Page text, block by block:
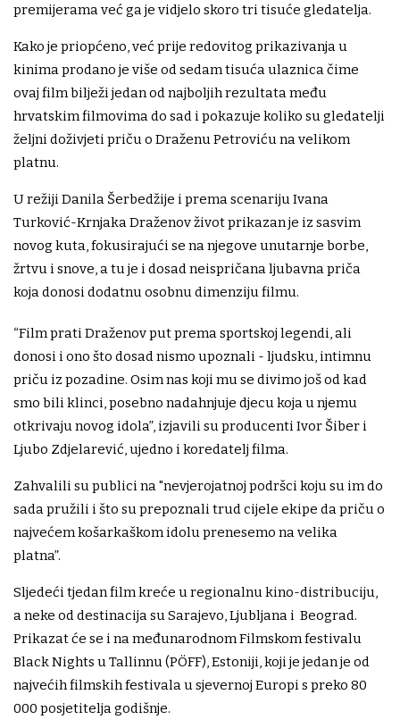
premijerama već ga je vidjelo skoro tri tisuće gledatelja.
Kako je priopćeno, već prije redovitog prikazivanja u
kinima prodano je više od sedam tisuća ulaznica čime
ovaj film bilježi jedan od najboljih rezultata među
hrvatskim filmovima do sad i pokazuje koliko su gledatelji
željni doživjeti priču o Draženu Petroviću na velikom
platnu.
U režiji Danila Šerbedžije i prema scenariju Ivana
Turković-Krnjaka Draženov život prikazan je iz sasvim
novog kuta, fokusirajući se na njegove unutarnje borbe,
žrtvu i snove, a tu je i dosad neispričana ljubavna priča
koja donosi dodatnu osobnu dimenziju filmu.
“Film prati Draženov put prema sportskoj legendi, ali
donosi i ono što dosad nismo upoznali - ljudsku, intimnu
priču iz pozadine. Osim nas koji mu se divimo još od kad
smo bili klinci, posebno nadahnjuje djecu koja u njemu
otkrivaju novog idola”, izjavili su producenti Ivor Šiber i
Ljubo Zdjelarević, ujedno i koredatelj filma.
Zahvalili su publici na "nevjerojatnoj podršci koju su im do
sada pružili i što su prepoznali trud cijele ekipe da priču o
najvećem košarkaškom idolu prenesemo na velika
platna”.
Sljedeći tjedan film kreće u regionalnu kino-distribuciju,
a neke od destinacija su Sarajevo, Ljubljana i Beograd.
Prikazat će se i na međunarodnom Filmskom festivalu
Black Nights u Tallinnu (PÖFF), Estoniji, koji je jedan je od
najvećih filmskih festivala u sjevernoj Europi s preko 80
000 posjetitelja godišnje.